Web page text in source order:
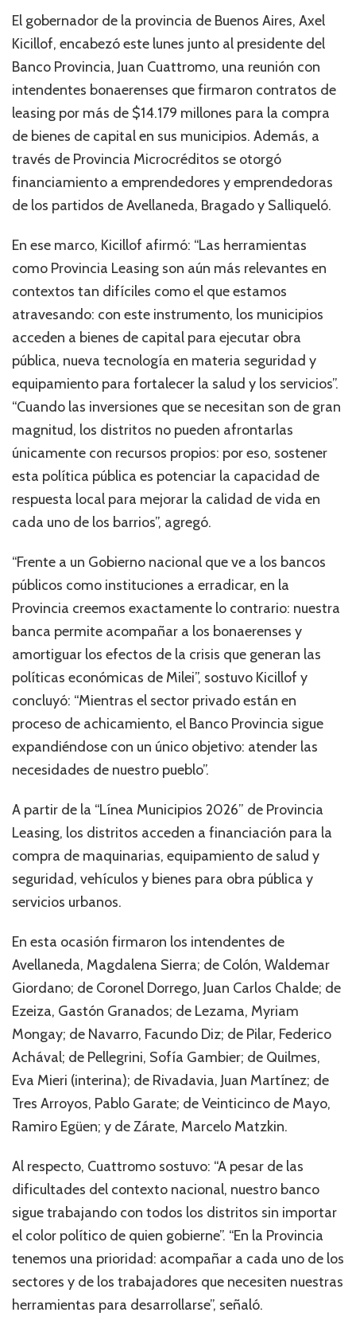
El gobernador de la provincia de Buenos Aires, Axel
Kicillof, encabezó este lunes junto al presidente del
Banco Provincia, Juan Cuattromo, una reunión con
intendentes bonaerenses que firmaron contratos de
leasing por más de $14.179 millones para la compra
de bienes de capital en sus municipios. Además, a
través de Provincia Microcréditos se otorgó
financiamiento a emprendedores y emprendedoras
de los partidos de Avellaneda, Bragado y Salliqueló.
En ese marco, Kicillof afirmó: “Las herramientas
como Provincia Leasing son aún más relevantes en
contextos tan difíciles como el que estamos
atravesando: con este instrumento, los municipios
acceden a bienes de capital para ejecutar obra
pública, nueva tecnología en materia seguridad y
equipamiento para fortalecer la salud y los servicios”.
“Cuando las inversiones que se necesitan son de gran
magnitud, los distritos no pueden afrontarlas
únicamente con recursos propios: por eso, sostener
esta política pública es potenciar la capacidad de
respuesta local para mejorar la calidad de vida en
cada uno de los barrios”, agregó.
“Frente a un Gobierno nacional que ve a los bancos
públicos como instituciones a erradicar, en la
Provincia creemos exactamente lo contrario: nuestra
banca permite acompañar a los bonaerenses y
amortiguar los efectos de la crisis que generan las
políticas económicas de Milei”, sostuvo Kicillof y
concluyó: “Mientras el sector privado están en
proceso de achicamiento, el Banco Provincia sigue
expandiéndose con un único objetivo: atender las
necesidades de nuestro pueblo”.
A partir de la “Línea Municipios 2026” de Provincia
Leasing, los distritos acceden a financiación para la
compra de maquinarias, equipamiento de salud y
seguridad, vehículos y bienes para obra pública y
servicios urbanos.
En esta ocasión firmaron los intendentes de
Avellaneda, Magdalena Sierra; de Colón, Waldemar
Giordano; de Coronel Dorrego, Juan Carlos Chalde; de
Ezeiza, Gastón Granados; de Lezama, Myriam
Mongay; de Navarro, Facundo Diz; de Pilar, Federico
Achával; de Pellegrini, Sofía Gambier; de Quilmes,
Eva Mieri (interina); de Rivadavia, Juan Martínez; de
Tres Arroyos, Pablo Garate; de Veinticinco de Mayo,
Ramiro Egüen; y de Zárate, Marcelo Matzkin.
Al respecto, Cuattromo sostuvo: “A pesar de las
dificultades del contexto nacional, nuestro banco
sigue trabajando con todos los distritos sin importar
el color político de quien gobierne”. “En la Provincia
tenemos una prioridad: acompañar a cada uno de los
sectores y de los trabajadores que necesiten nuestras
herramientas para desarrollarse”, señaló.